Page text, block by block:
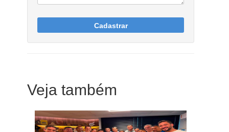
Cadastrar
Veja também